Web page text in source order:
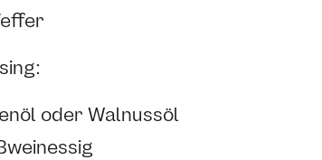
oder Walnussöl